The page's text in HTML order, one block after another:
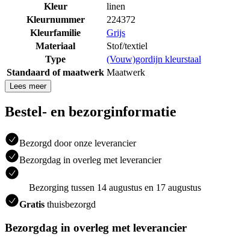
Kleur
linen
Kleurnummer
224372
Kleurfamilie
Grijs
Materiaal
Stof/textiel
Type
(Vouw)gordijn kleurstaal
Standaard of maatwerk Maatwerk
Lees meer
Bestel- en bezorginformatie
Bezorgd door onze leverancier
Bezorgdag in overleg met leverancier
Bezorging tussen 14 augustus en 17 augustus
Gratis thuisbezorgd
Bezorgdag in overleg met leverancier